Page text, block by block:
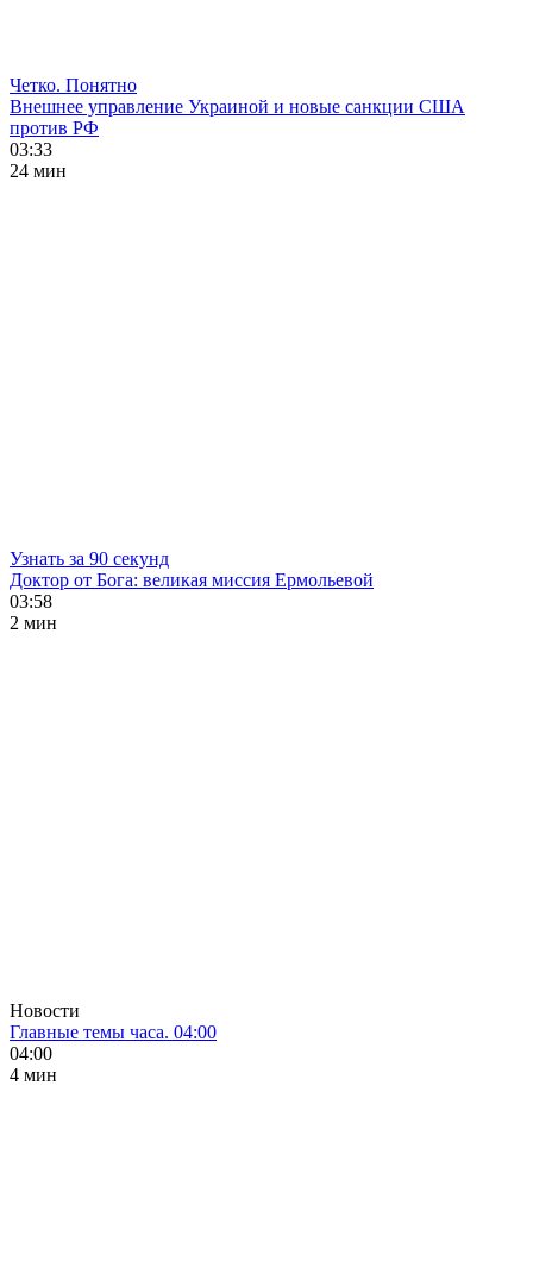
Четко. Понятно
Внешнее управление Украиной и новые санкции США
против РФ
03:33
24 мин
Узнать за 90 секунд
Доктор от Бога: великая миссия Ермольевой
03:58
2 мин
Новости
Главные темы часа. 04:00
04:00
4 мин